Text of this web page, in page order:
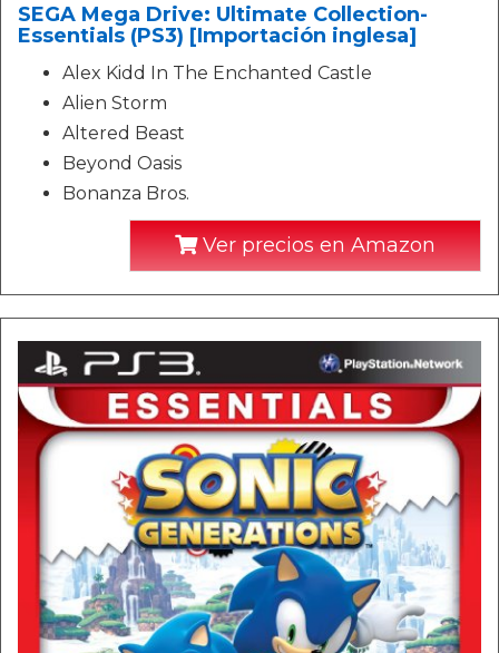
SEGA Mega Drive: Ultimate Collection-
Essentials (PS3) [Importación inglesa]
Alex Kidd In The Enchanted Castle
Alien Storm
Altered Beast
Beyond Oasis
Bonanza Bros.
Ver precios en Amazon